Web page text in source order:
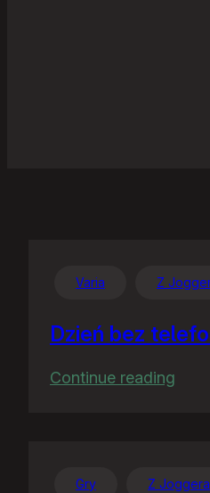
Varia Z
Dzień bez
Continue reading
Gry Z Joggera